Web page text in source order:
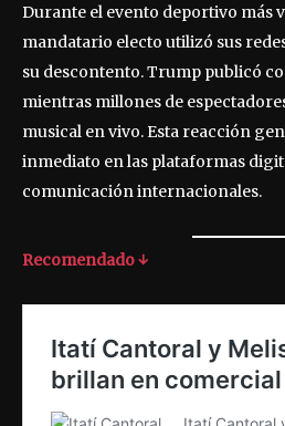
Durante el evento deportivo más
mandatario electo utilizó sus
su descontento. Trump publicó
mientras millones de
musical en vivo. Esta reacción
inmediato en las plataformas
comunicación internacionales.
Recomendado ↓